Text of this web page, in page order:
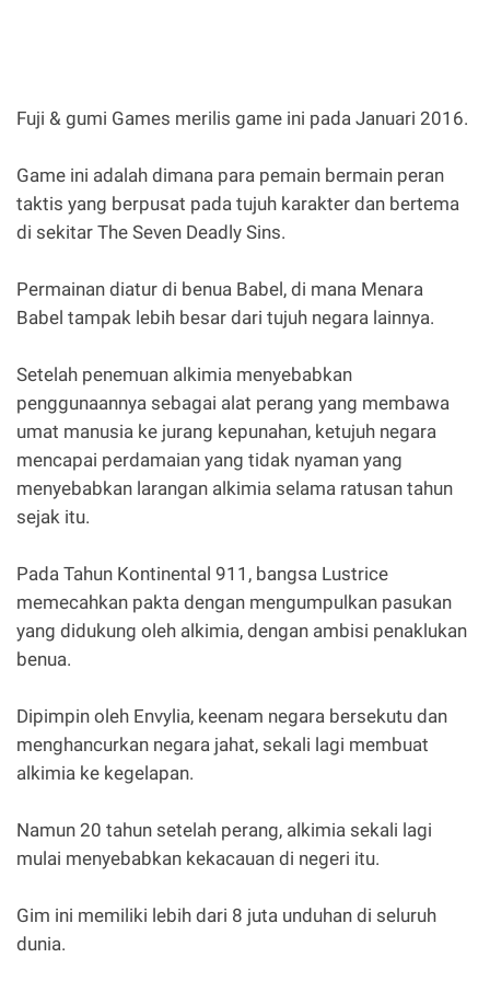
Fuji & gumi Games merilis game ini pada Januari 2016.
Game ini adalah dimana para pemain bermain peran
taktis yang berpusat pada tujuh karakter dan bertema
di sekitar The Seven Deadly Sins.
Permainan diatur di benua Babel, di mana Menara
Babel tampak lebih besar dari tujuh negara lainnya.
Setelah penemuan alkimia menyebabkan
penggunaannya sebagai alat perang yang membawa
umat manusia ke jurang kepunahan, ketujuh negara
mencapai perdamaian yang tidak nyaman yang
menyebabkan larangan alkimia selama ratusan tahun
sejak itu.
Pada Tahun Kontinental 911, bangsa Lustrice
memecahkan pakta dengan mengumpulkan pasukan
yang didukung oleh alkimia, dengan ambisi penaklukan
benua.
Dipimpin oleh Envylia, keenam negara bersekutu dan
menghancurkan negara jahat, sekali lagi membuat
alkimia ke kegelapan.
Namun 20 tahun setelah perang, alkimia sekali lagi
mulai menyebabkan kekacauan di negeri itu.
Gim ini memiliki lebih dari 8 juta unduhan di seluruh
dunia.